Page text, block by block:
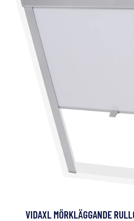
VIDAXL MÖRKLÄGGANDE